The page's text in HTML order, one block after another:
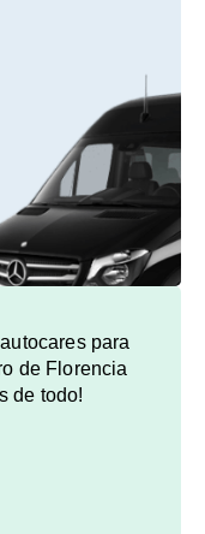
para
de Florencia
de todo!